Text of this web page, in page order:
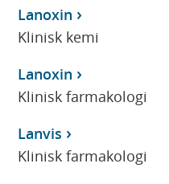
Lanoxin
Klinisk kemi
Lanoxin
Klinisk farmakologi
Lanvis
Klinisk farmakologi